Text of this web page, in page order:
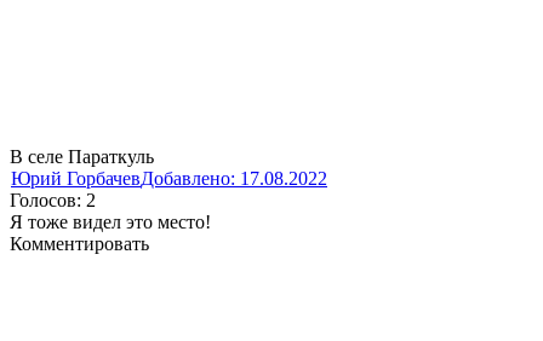
В селе Параткуль
Юрий ГорбачевДобавлено: 17.08.2022
Голосов: 2
Я тоже видел это место!
Комментировать